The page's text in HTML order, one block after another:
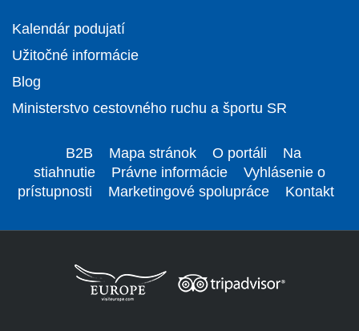
Kalendár podujatí
Užitočné informácie
Blog
Ministerstvo cestovného ruchu a športu SR
B2B Mapa stránok O portáli
Na
stiahnutie
Právne informácie
Vyhlásenie o
prístupnosti
Marketingové spolupráce Kontakt